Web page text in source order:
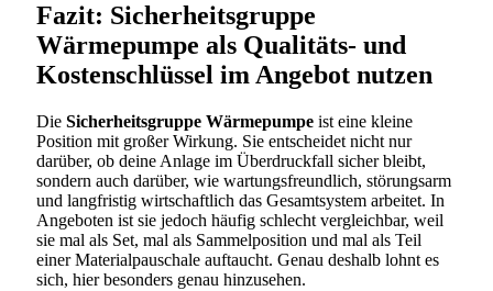
Fazit: Sicherheitsgruppe
Wärmepumpe als Qualitäts- und
Kostenschlüssel im Angebot nutzen
Die Sicherheitsgruppe Wärmepumpe ist eine kleine
Position mit großer Wirkung. Sie entscheidet nicht nur
darüber, ob deine Anlage im Überdruckfall sicher bleibt,
sondern auch darüber, wie wartungsfreundlich, störungsarm
und langfristig wirtschaftlich das Gesamtsystem arbeitet. In
Angeboten ist sie jedoch häufig schlecht vergleichbar, weil
sie mal als Set, mal als Sammelposition und mal als Teil
einer Materialpauschale auftaucht. Genau deshalb lohnt es
sich, hier besonders genau hinzusehen.